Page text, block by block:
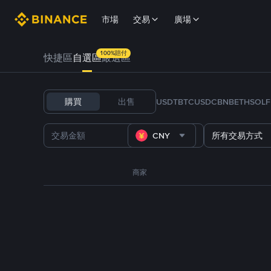
市場 交易 廣場
快捷區自選區嚴選區
100%賠付
購買 出售 USDTBTCUSDCBNBETHSOL
CNY 所有交易方式
商家